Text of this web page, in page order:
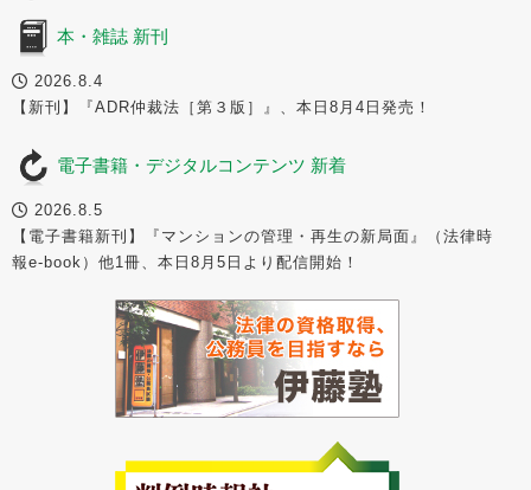
本・雑誌 新刊
2026.8.4
【新刊】『ADR仲裁法［第３版］』、本日8月4日発売！
電子書籍・デジタルコンテンツ 新着
2026.8.5
【電子書籍新刊】『マンションの管理・再生の新局面』（法律時
報e-book）他1冊、本日8月5日より配信開始！